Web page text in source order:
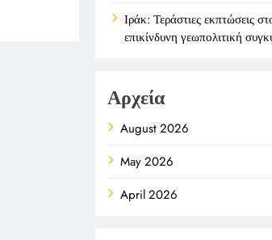
Ιράκ: Τεράστιες εκπτώσεις
επικίνδυνη γεωπολιτική
Αρχεία
August 2026
May 2026
April 2026